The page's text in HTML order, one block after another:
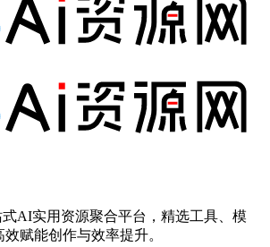
AI实用资源聚合平台，精选工具、模
赋能创作与效率提升。